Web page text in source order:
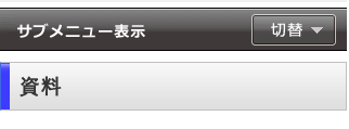
資料